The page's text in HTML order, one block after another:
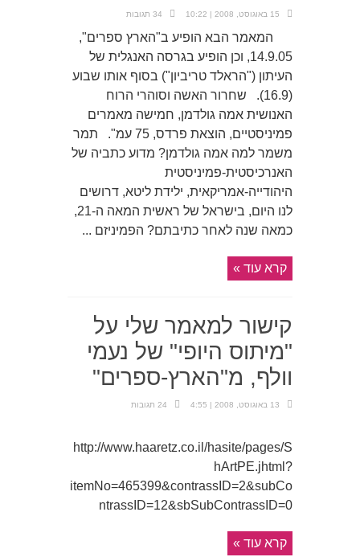
15 באוגוסט, 2008 | 10:22 34 תגובות
המאמר הבא הופיע ב"הארץ ספרים",
14.9.05, וכן הופיע בגרסה האנגלית של
העיתון ("הראלד טריביון") בסוף אותו שבוע
(16.9). שחרור האשה וסוהרי הרוח
האנושית אמה גולדמן, חמישה מאמרים
פמיניסטיים, הוצאת פרדס, 75 עמ". תמר
משמר למה אמה גולדמן? מדוע כתביה של
האנרכיסטית-פמיניסטית
היהודייה-אמריקאית, ילידת ליטא, דרושים
לנו היום, בישראל של ראשית המאה ה-21,
כמאה שנה לאחר כתיבתם? הפמיניזם ...
קרא עוד »
קישור למאמר שלי על
"מיתוס היופי" של נעמי
וולף, מ"הארץ-ספרים"
13 באוגוסט, 2008 | 4:55 24 תגובות
http://www.haaretz.co.il/hasite/pages/S
hArtPE.jhtml?
itemNo=465399&contrassID=2&subCo
ntrassID=12&sbSubContrassID=0
קרא עוד »